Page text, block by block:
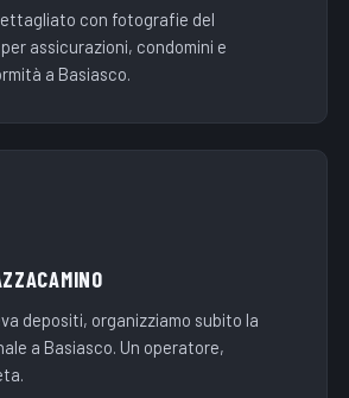
con fotografie del
assicurazioni, condomini e
a Basiasco.
depositi, organizziamo subito la
a Basiasco. Un operatore,